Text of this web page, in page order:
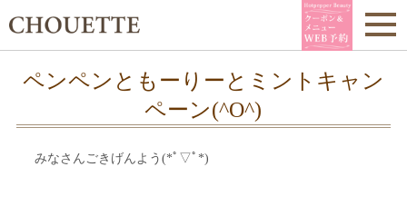
ペンペンともーりーとミントキャン
ペーン(^O^)
みなさんごきげんよう(*ﾟ▽ﾟ*)